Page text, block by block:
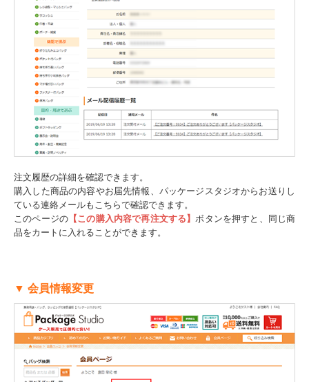
注文履歴の詳細を確認できます。
購入した商品の内容やお届先情報、パッケージスタジオからお送りし
ている連絡メールもこちらで確認できます。
このページの 【この購入内容で再注文する】ボタンを押すと、同じ商
品をカートに入れることができます。
▼ 会員情報変更